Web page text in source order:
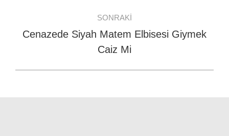
SONRAKI
Next
post:
Cenazede Siyah Matem Elbisesi Giymek
Caiz Mi